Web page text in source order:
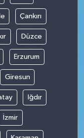
Çankırı
Düzce
Erzurum
Giresun
Iğdır
İzmir